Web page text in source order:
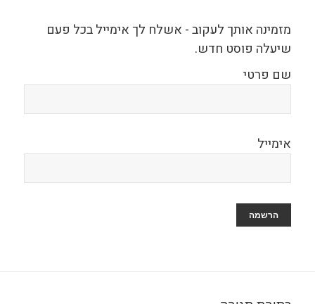
מזמינה אותך לעקוב - אשלח לך אימייל בכל פעם
שיעלה פוסט חדש.
שם פרטי
אימייל